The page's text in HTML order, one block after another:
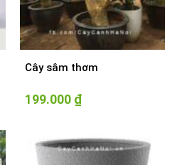
Cây sâm thơm
199.000 ₫